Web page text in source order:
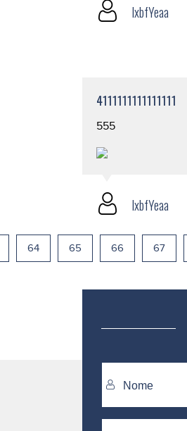
lxbfYeaa
4111111111111111
555
lxbfYeaa
64 65 66 67